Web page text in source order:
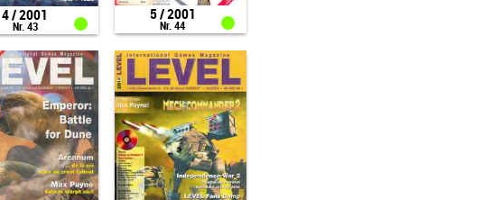
4 / 2001
Nr. 43
5 / 2001
Nr. 44